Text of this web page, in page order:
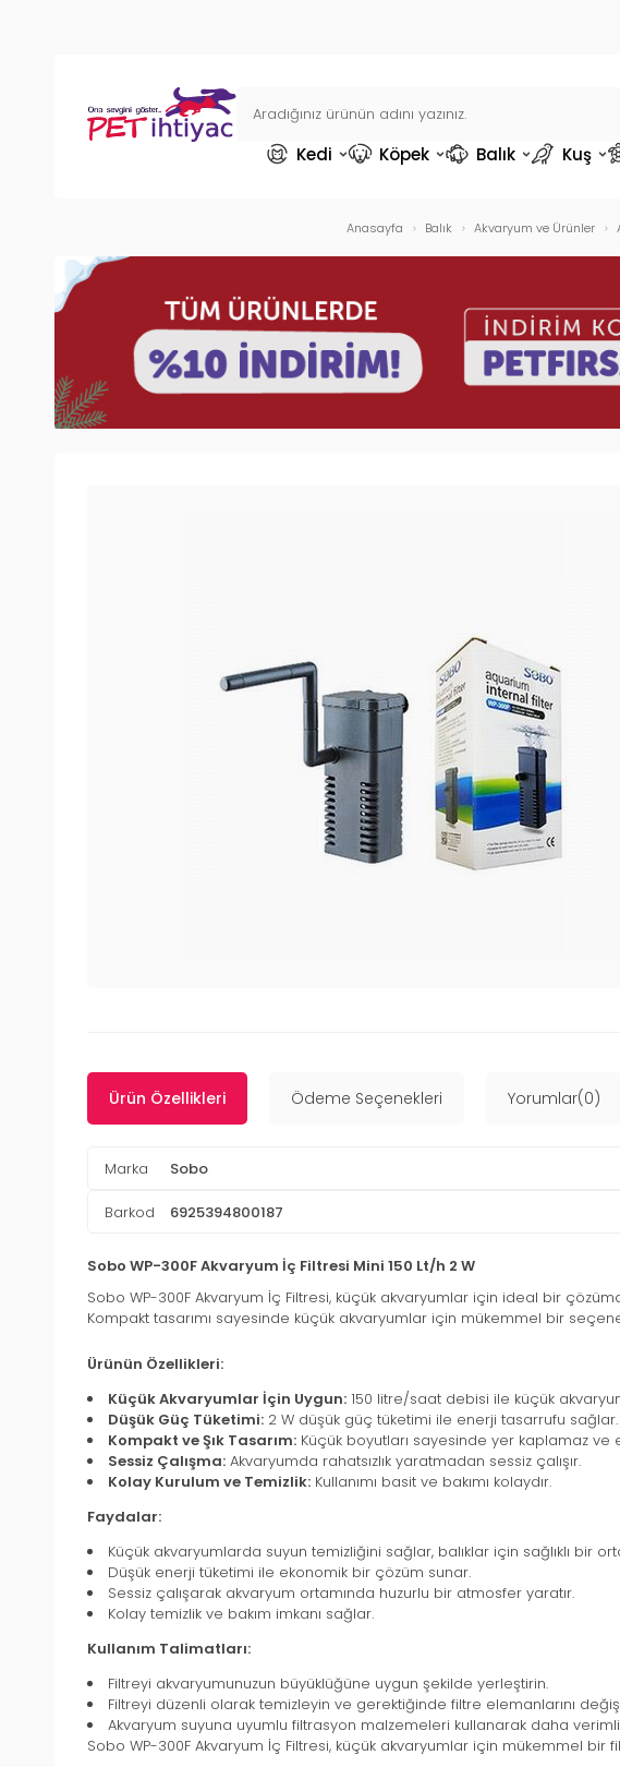
Kedi Köpek Balık Kuş
Anasayfa Balık Akvaryum ve Ürünler
Ürün Özellikleri Ödeme Seçenekleri Yorumlar(0)
Marka Sobo
Barkod 6925394800187
Sobo WP-300F Akvaryum İç Filtresi Mini 150 Lt/h 2 W
Sobo WP-300F Akvaryum İç Filtresi, küçük akvaryumlar için ideal bir
Kompakt tasarımı sayesinde küçük akvaryumlar için mükemmel bir
Ürünün Özellikleri:
Küçük Akvaryumlar İçin Uygun: 150 litre/saat debisi ile küçük
Düşük Güç Tüketimi: 2 W düşük güç tüketimi ile enerji tasarrufu sağlar.
Kompakt ve Şık Tasarım: Küçük boyutları sayesinde yer kaplamaz ve
Sessiz Çalışma: Akvaryumda rahatsızlık yaratmadan sessiz çalışır.
Kolay Kurulum ve Temizlik: Kullanımı basit ve bakımı kolaydır.
Faydalar:
Küçük akvaryumlarda suyun temizliğini sağlar, balıklar için sağlıklı bir
Düşük enerji tüketimi ile ekonomik bir çözüm sunar.
Sessiz çalışarak akvaryum ortamında huzurlu bir atmosfer yaratır.
Kolay temizlik ve bakım imkanı sağlar.
Kullanım Talimatları:
Filtreyi akvaryumunuzun büyüklüğüne uygun şekilde yerleştirin.
Filtreyi düzenli olarak temizleyin ve gerektiğinde filtre elemanlarını
Akvaryum suyuna uyumlu filtrasyon malzemeleri kullanarak daha
Sobo WP-300F Akvaryum İç Filtresi, küçük akvaryumlar için mükemmel bir